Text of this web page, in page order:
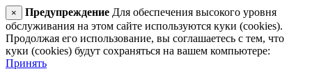
× Предупреждение Для обеспечения высокого уровня
обслуживания на этом сайте используются куки (cookies).
Продолжая его использование, вы соглашаетесь с тем, что
куки (cookies) будут сохраняться на вашем компьютере:
Принять